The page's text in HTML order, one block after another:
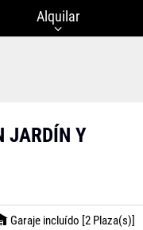
Alquilar
JARDÍN Y
Garaje incluído [2 Plaza(s)]